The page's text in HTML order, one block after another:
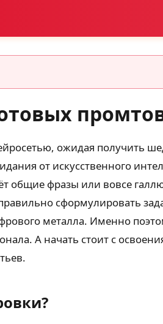
ожидая получить
от искусственного
общие фразы или вовсе
сформулировать
металла. Именно
А начать стоит с